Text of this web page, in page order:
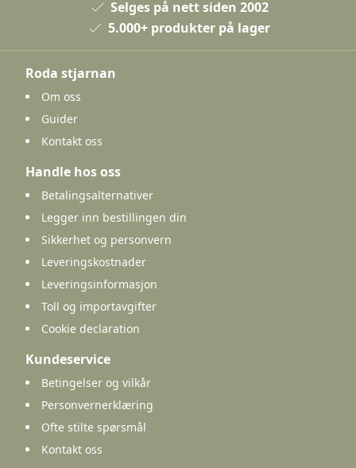
Selges på nett siden 2002
5.000+ produkter på lager
Roda stjarnan
Om oss
Guider
Kontakt oss
Handle hos oss
Betalingsalternativer
Legger inn bestillingen din
Sikkerhet og personvern
Leveringskostnader
Leveringsinformasjon
Toll og importavgifter
Cookie declaration
Kundeservice
Betingelser og vilkår
Personvernerklæring
Ofte stilte spørsmål
Kontakt oss